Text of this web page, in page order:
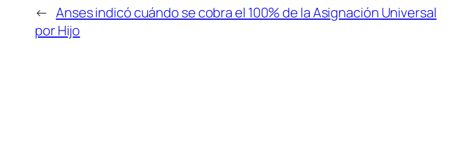
← Anses indicó cuándo se cobra el 100% de la Asignación Universal
por Hijo